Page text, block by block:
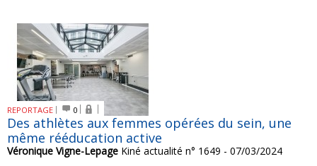
REPORTAGE 0
Des athlètes aux femmes opérées du sein, une
même rééducation active
Véronique Vigne-Lepage Kiné actualité n° 1649 - 07/03/2024